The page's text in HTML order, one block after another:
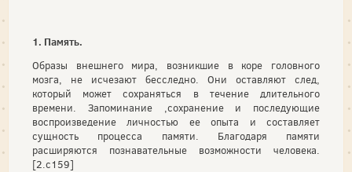
1. Память.
Образы внешнего мира, возникшие в коре головного
мозга, не исчезают бесследно. Они оставляют след,
который может сохраняться в течение длительного
времени. Запоминание ,сохранение и последующие
воспроизведение личностью ее опыта и составляет
сущность процесса памяти. Благодаря памяти
расширяются познавательные возможности человека.
[2.с159]